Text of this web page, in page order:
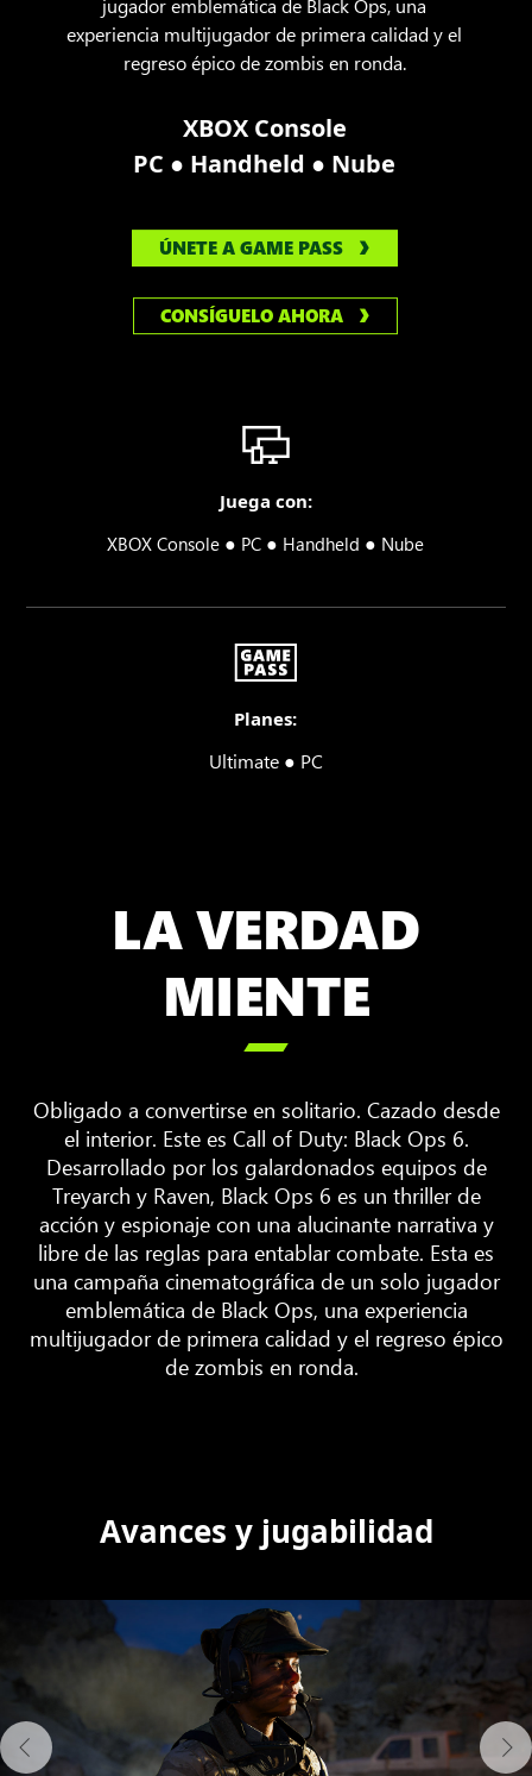
jugador emblemática de Black Ops, una
experiencia multijugador de primera calidad y el
regreso épico de zombis en ronda.
XBOX Console
PC ● Handheld ● Nube
ÚNETE A GAME PASS
CONSÍGUELO AHORA
Juega con:
XBOX Console ● PC ● Handheld ● Nube
Planes:
Ultimate ● PC
LA VERDAD
MIENTE

Obligado a convertirse en solitario. Cazado desde
el interior. Este es Call of Duty: Black Ops 6.
Desarrollado por los galardonados equipos de
Treyarch y Raven, Black Ops 6 es un thriller de
acción y espionaje con una alucinante narrativa y
libre de las reglas para entablar combate. Esta es
una campaña cinematográfica de un solo jugador
emblemática de Black Ops, una experiencia
multijugador de primera calidad y el regreso épico
de zombis en ronda.
Avances y jugabilidad